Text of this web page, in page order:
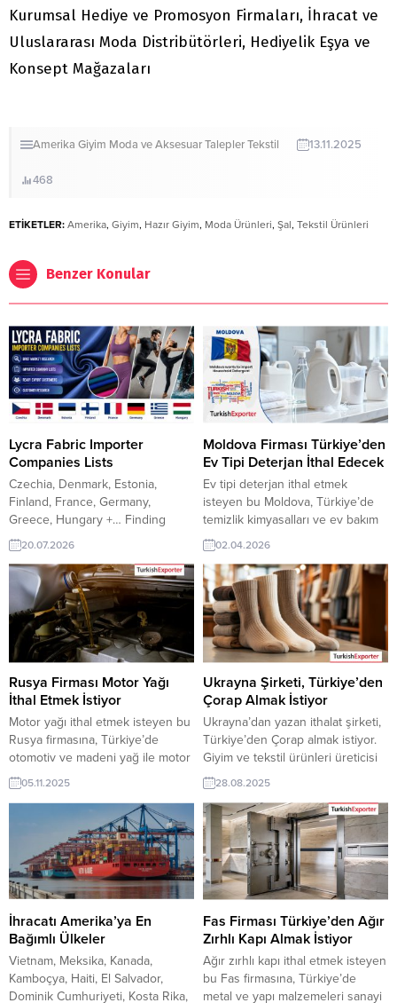
Kurumsal Hediye ve Promosyon Firmaları, İhracat ve
Uluslararası Moda Distribütörleri, Hediyelik Eşya ve
Konsept Mağazaları
Amerika Giyim Moda ve AksesuarTaleplerTekstil 13.11.2025
468
ETİKETLER: Amerika, Giyim, Hazır Giyim, Moda Ürünleri, Şal, Tekstil Ürünleri
Benzer Konular
Lycra Fabric Importer
Companies Lists
Czechia, Denmark, Estonia,
Finland, France, Germany,
Greece, Hungary +… Finding
reliable Lycra Fabric buyers starts
with accurate market intelligence.
Our Importer Companies Lists
help exporters connect with
verified importers, distributors,
and wholesale companies across
Czechia, Denmark, Estonia,
Finland, France, Germany,
Greece, and Hungary. Save time,
reach qualified customers, and
discover...
20.07.2026
Moldova Firması Türkiye’den
Ev Tipi Deterjan İthal Edecek
Ev tipi deterjan ithal etmek
isteyen bu Moldova, Türkiye’de
temizlik kimyasalları ve ev bakım
ürünleri ile deterjan üreticisi veya
tedarikçisi olan ihracatçı firmalar
teklif sunabilirler. Yeni bir ihracat
pazarı fırsatı olan bu alım ilanının
iletişim bilgilerine TurkishExporter
VIP üyeleri ile TE üyelik kredisi
sahibi ihracat şirketleri
erişebilmektedir. ➤ Bu ithalat...
02.04.2026
Rusya Firması Motor Yağı
İthal Etmek İstiyor
Motor yağı ithal etmek isteyen bu
Rusya firmasına, Türkiye’de
otomotiv ve madeni yağ ile motor
yağı üreticisi veya tedarikçisi olan
ihracatçı firmalar teklif sunabilirler.
Yeni bir ihracat pazarı fırsatı olan
bu alım ilanının iletişim bilgilerine
TurkishExporter VIP üyeleri ile TE
üyelik kredisi sahibi ihracat
şirketleri erişebilmektedir. ➤ Bu
ithalat alım...
05.11.2025
Ukrayna Şirketi, Türkiye’den
Çorap Almak İstiyor
Ukrayna’dan yazan ithalat şirketi,
Türkiye’den Çorap almak istiyor.
Giyim ve tekstil ürünleri üreticisi
olan Türk şirketler için
Ukrayna’dan gelen bu talep yeni
bir ihracat pazarı olabilir. Bu alım
ilanın detaylarına TurkishExporter
/ VIP üyeleri cevap verebilir. ➤
Talebin detaylarına buradan
ulaşabilirsiniz. Tüm Çorap İthalat
TalepleriUkrayna’dan Gelen
İthalat Talepleri Çorap satın...
28.08.2025
İhracatı Amerika’ya En
Bağımlı Ülkeler
Vietnam, Meksika, Kanada,
Kamboçya, Haiti, El Salvador,
Dominik Cumhuriyeti, Kosta Rika,
Fas Firması Türkiye’den Ağır
Zırhlı Kapı Almak İstiyor
Ağır zırhlı kapı ithal etmek isteyen
bu Fas firmasına, Türkiye’de
metal ve yapı malzemeleri sanayi